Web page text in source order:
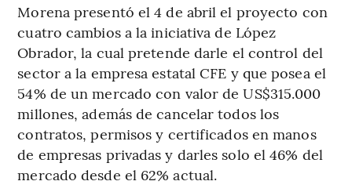
Morena presentó el 4 de abril el proyecto con
cuatro cambios a la iniciativa de López
Obrador, la cual pretende darle el control del
sector a la empresa estatal CFE y que posea el
54% de un mercado con valor de US$315.000
millones, además de cancelar todos los
contratos, permisos y certificados en manos
de empresas privadas y darles solo el 46% del
mercado desde el 62% actual.